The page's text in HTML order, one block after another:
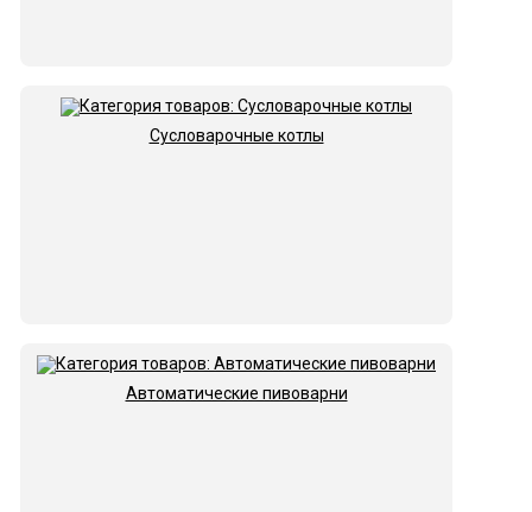
Сусловарочные котлы
Автоматические пивоварни